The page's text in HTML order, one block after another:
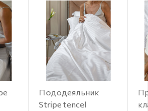
Пододеяльник
Stripe tencel